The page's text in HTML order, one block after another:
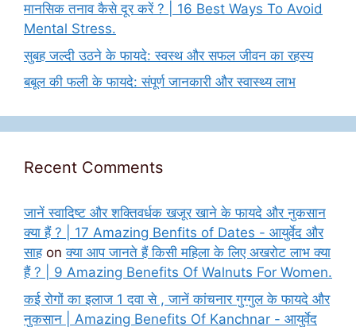
मानसिक तनाव कैसे दूर करें ? | 16 Best Ways To Avoid
Mental Stress.
सुबह जल्दी उठने के फायदे: स्वस्थ और सफल जीवन का रहस्य
बबूल की फली के फायदे: संपूर्ण जानकारी और स्वास्थ्य लाभ
Recent Comments
जानें स्वादिष्ट और शक्तिवर्धक खजूर खाने के फायदे और नुकसान
क्या हैं ? | 17 Amazing Benfits of Dates - आयुर्वेद और
साहonक्या आप जानते हैं किसी महिला के लिए अखरोट लाभ क्या
हैं ? | 9 Amazing Benefits Of Walnuts For Women.
कई रोगों का इलाज 1 दवा से , जानें कांचनार गुग्गुल के फायदे और
नुकसान | Amazing Benefits Of Kanchnar - आयुर्वेद